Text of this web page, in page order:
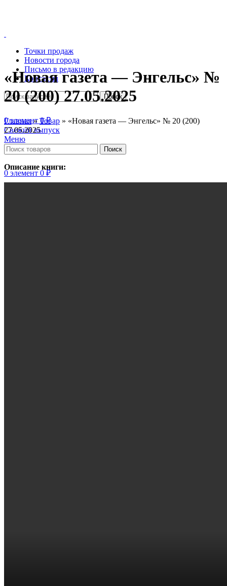
Точки продаж
Новости города
Письмо в редакцию
Контакты
Поиск
0элемент 0₽
Свежий выпуск
Меню
Поиск
0 элемент 0 ₽
«Новая газета — Энгельс» №
20 (200) 27.05.2025
Главная»Товар » «Новая газета — Энгельс» № 20 (200)
27.05.2025
Описание книги: